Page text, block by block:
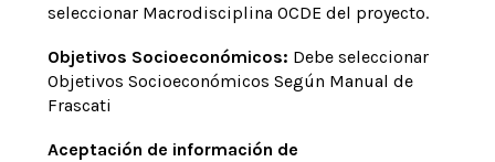
seleccionar Macrodisciplina OCDE del proyecto.
Objetivos Socioeconómicos: Debe seleccionar
Objetivos Socioeconómicos Según Manual de
Frascati
Aceptación de información de